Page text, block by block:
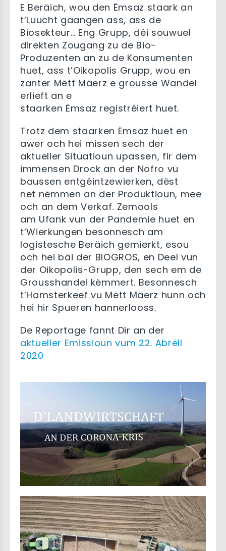
E Beräich, wou den Ëmsaz staark an
t’Luucht gaangen ass, ass de
Biosekteur… Eng Grupp, déi souwuel
direkten Zougang zu de Bio-
Produzenten an zu de Konsumenten
huet, ass t’Oikopolis Grupp, wou en
zanter Mëtt Mäerz e grousse Wandel
erlieft an e
staarken Ëmsaz registréiert huet.
Trotz dem staarken Ëmsaz huet en
awer och hei missen sech der
aktueller Situatioun upassen, fir dem
immensen Drock an der Nofro vu
baussen entgéintzewierken, dëst
net nëmmen an der Produktioun, mee
och an dem Verkaf. Zemools
am Ufank vun der Pandemie huet en
t’Wierkungen besonnesch am
logistesche Beräich gemierkt, esou
och hei bäi der BIOGROS, en Deel vun
der Oikopolis-Grupp, den sech em de
Grousshandel këmmert. Besonnesch
t’Hamsterkeef vu Mëtt Mäerz hunn och
hei hir Spueren hannerlooss.
De Reportage fannt Dir an der
aktueller Emissioun vum 22. Abrëll
2020